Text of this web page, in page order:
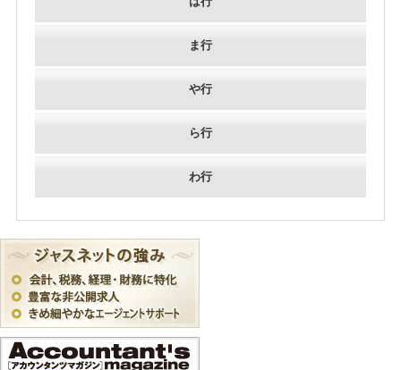
ま行
や行
ら行
わ行